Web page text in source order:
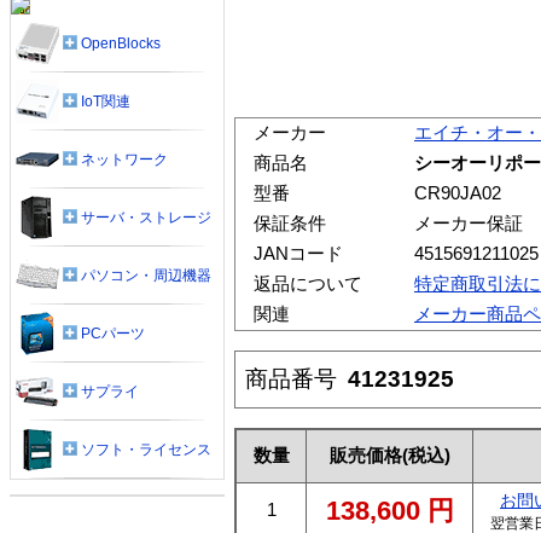
メーカー
エイチ・オー
商品名
シーオーリポ
型番
CR90JA02
保証条件
メーカー保証
JANコード
4515691211025
返品について
特定商取引法
関連
メーカー商品
商品番号 41231925
数量 販売価格(税込)
1 138,600 円 お問
翌営業
OpenBlocks
IoT関連
ネットワーク
サーバ・ストレージ
パソコン・周辺機器
PCパーツ
サプライ
ソフト・ライセンス